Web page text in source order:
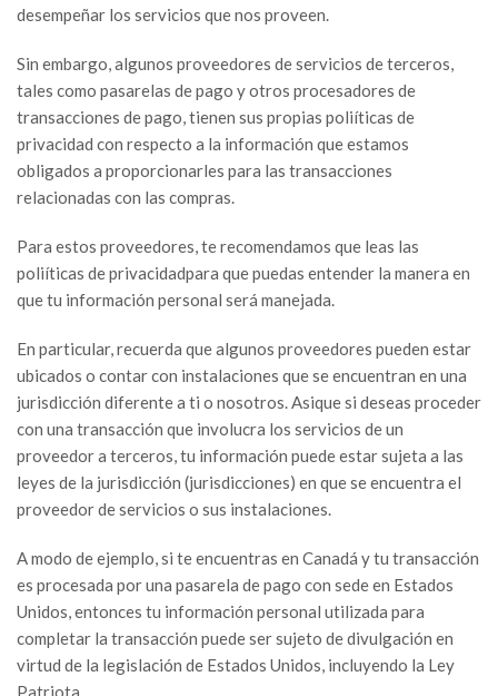
desempeñar los servicios que nos proveen.
Sin embargo, algunos proveedores de servicios de terceros,
tales como pasarelas de pago y otros procesadores de
transacciones de pago, tienen sus propias poliíticas de
privacidad con respecto a la información que estamos
obligados a proporcionarles para las transacciones
relacionadas con las compras.
Para estos proveedores, te recomendamos que leas las
poliíticas de privacidadpara que puedas entender la manera en
que tu información personal será manejada.
En particular, recuerda que algunos proveedores pueden estar
ubicados o contar con instalaciones que se encuentran en una
jurisdicción diferente a ti o nosotros. Asique si deseas proceder
con una transacción que involucra los servicios de un
proveedor a terceros, tu información puede estar sujeta a las
leyes de la jurisdicción (jurisdicciones) en que se encuentra el
proveedor de servicios o sus instalaciones.
A modo de ejemplo, si te encuentras en Canadá y tu transacción
es procesada por una pasarela de pago con sede en Estados
Unidos, entonces tu información personal utilizada para
completar la transacción puede ser sujeto de divulgación en
virtud de la legislación de Estados Unidos, incluyendo la Ley
Patriota.